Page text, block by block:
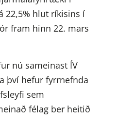
22,5% hlut ríkisins í
fram hinn 22. mars
nú sameinast ÍV
því hefur fyrrnefnda
sem
félag ber heitið